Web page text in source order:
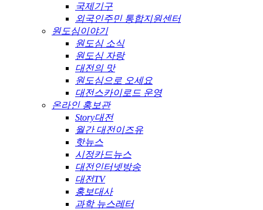
국제기구
외국인주민 통합지원센터
원도심이야기
원도심 소식
원도심 자랑
대전의 맛
원도심으로 오세요
대전스카이로드 운영
온라인 홍보관
Story대전
월간 대전이즈유
핫뉴스
시정카드뉴스
대전인터넷방송
대전TV
홍보대사
과학 뉴스레터